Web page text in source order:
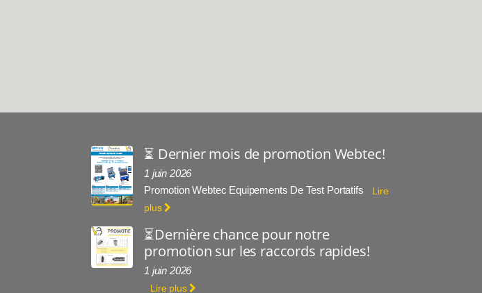
⏳ Dernier mois de promotion Webtec!
1 juin 2026
Promotion Webtec Equipements De Test Portatifs
Lire
plus
⏳Dernière chance pour notre
promotion sur les raccords rapides!
1 juin 2026
Lire plus